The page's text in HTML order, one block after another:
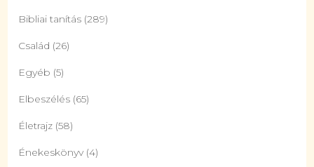
Bibliai tanítás (289)
Család (26)
Egyéb (5)
Elbeszélés (65)
Életrajz (58)
Énekeskönyv (4)